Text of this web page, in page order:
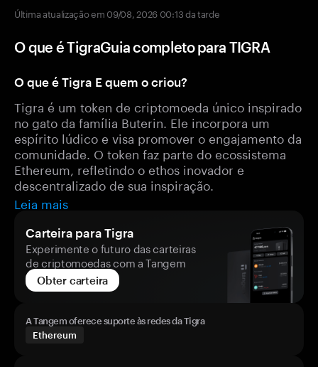
Última atualização em 09/08, 2026 00:13 da tarde
O que é TigraGuia completo para TIGRA
O que é Tigra E quem o criou?
Tigra é um token de criptomoeda único inspirado
no gato da família Buterin. Ele incorpora um
espírito lúdico e visa promover o engajamento da
comunidade. O token faz parte do ecossistema
Ethereum, refletindo o ethos inovador e
descentralizado de sua inspiração.
Leia mais
Carteira para Tigra
Experimente o futuro das carteiras
de criptomoedas com a Tangem
Obter carteira
A Tangem oferece suporte às redes da Tigra
Ethereum